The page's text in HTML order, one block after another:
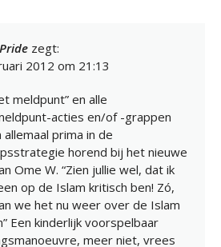
zegt:
2012 om 21:13
meldpunt” en alle
acties en/of -grappen
allemaal prima in de
horend bij het nieuwe
Ome W. “Zien jullie wel, dat ik
op de Islam kritisch ben! Zó,
we het nu weer over de Islam
Een kinderlijk voorspelbaar
meer niet, vrees